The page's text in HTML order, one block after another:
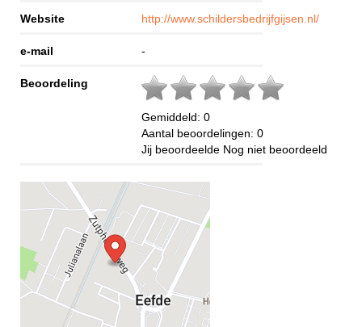
Website http://www.schildersbedrijfgijsen.nl/
e-mail -
Beoordeling
Gemiddeld: 0
Aantal beoordelingen: 0
Jij beoordeelde Nog niet beoordeeld